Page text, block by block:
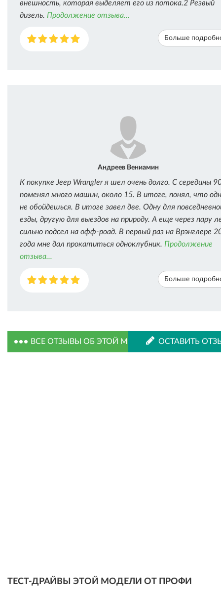
внешность, которая выделяет его из потока.2 Резвый
дизель. Продолжение отзыва...
Больше
Андреев Вениамин
К покупке Jeep Wrangler я шел очень долго. С середины
поменял много машин, около 15. В итоге, понял, что
не обойдешься. В итоге завел две. Одну для
езды, другую для выездов на природу. А еще через пару
сильно подсел на офф-роад. В первый раз на Врэнглере
года мне дал прокатиться одноклубник. Продолжение
отзыва...
Больше
ВСЕ ОТЗЫВЫ ОБ ЭТОЙ МОДЕЛИ ОСТАВИТЬ
ТЕСТ-ДРАЙВЫ ЭТОЙ МОДЕЛИ ОТ ПРОФИ